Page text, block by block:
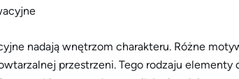
nadają wnętrzom charakteru. Różne
przestrzeni. Tego rodzaju